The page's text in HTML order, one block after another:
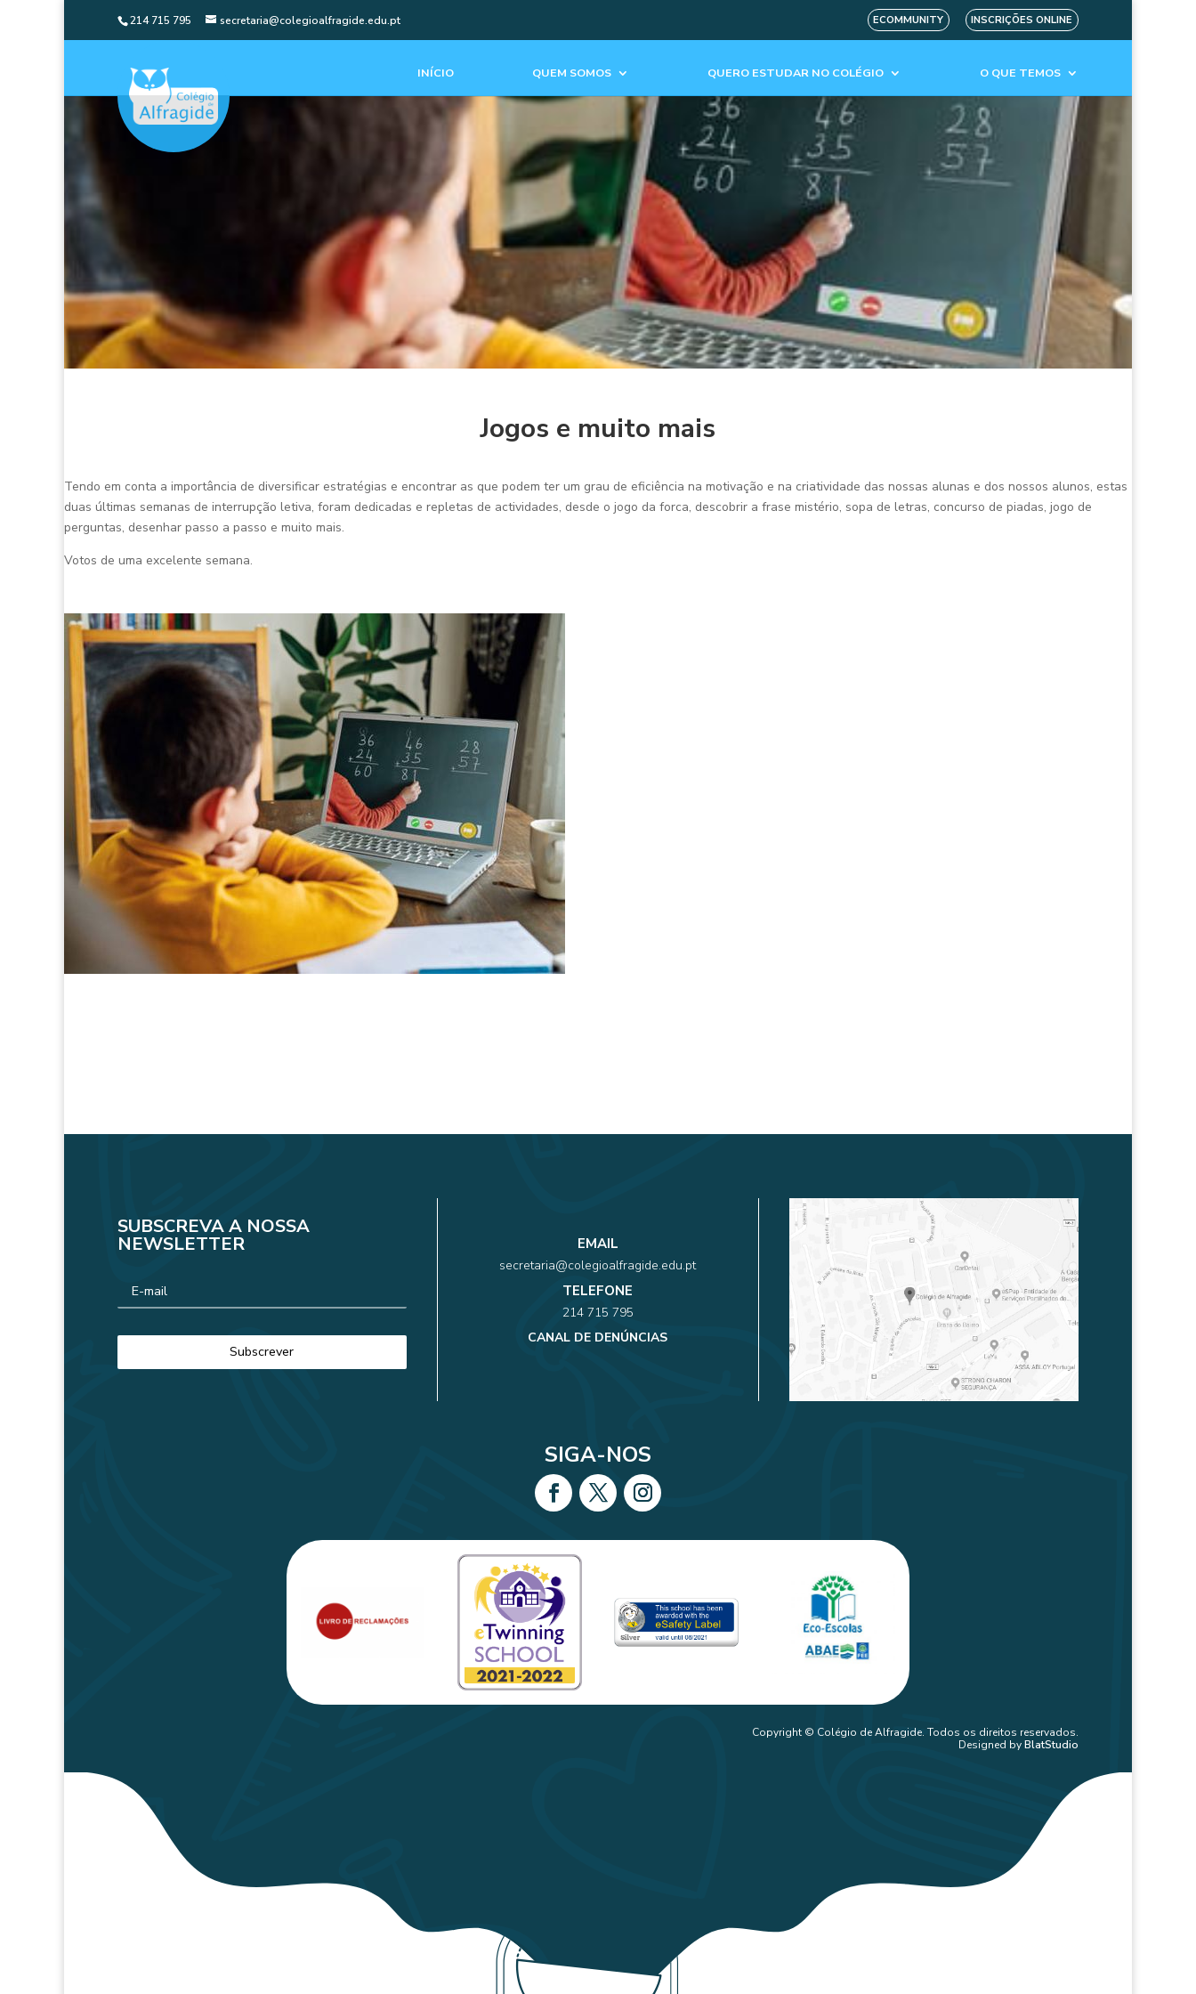
214 715 795 secretaria@colegioalfragide.edu.pt ECOMMUNITY INSCRIÇÕES ONLINE
INÍCIO QUEM SOMOS QUERO ESTUDAR NO COLÉGIO O QUE TEMOS
Jogos e muito mais
Tendo em conta a importância de diversificar estratégias e encontrar as que podem ter um grau de eficiência na motivação e na criatividade das nossas alunas e dos nossos alunos, estas
duas últimas semanas de interrupção letiva, foram dedicadas e repletas de actividades, desde o jogo da forca, descobrir a frase mistério, sopa de letras, concurso de piadas, jogo de
perguntas, desenhar passo a passo e muito mais.
Votos de uma excelente semana.
SUBSCREVA A NOSSA
NEWSLETTER EMAIL
secretaria@colegioalfragide.edu.pt
TELEFONE
214 715 795
CANAL DE DENÚNCIAS
SIGA-NOS
Copyright © Colégio de Alfragide. Todos os direitos reservados.
Designed byBlatStudio